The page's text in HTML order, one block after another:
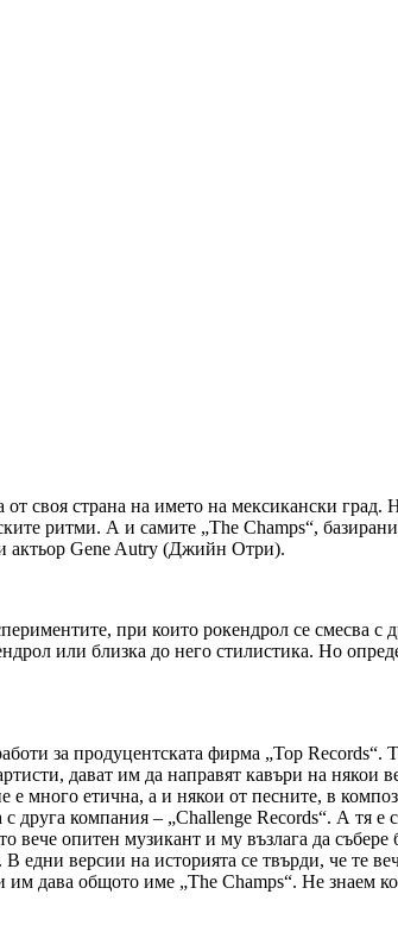
своя страна на името на мексикански град.
ритми. А и самите „The Champs“,
актьор Gene Autry (Джийн Отри).
при които рокендрол се смесва с
или близка до него стилистика. Но
за продуцентската фирма „Top Records“.
дават им да направят кавъри на някои
много етична, а и някои от песните, в
друга компания – „Challenge Records“. А тя
опитен музикант и му възлага да събере
едни версии на историята се твърди, че те
дава общото име „The Champs“. Не знаем